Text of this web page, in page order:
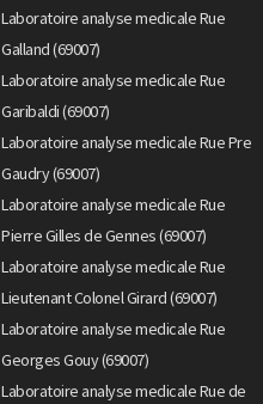
Laboratoire analyse medicale Rue
Galland (69007)
Laboratoire analyse medicale Rue
Garibaldi (69007)
Laboratoire analyse medicale Rue Pre
Gaudry (69007)
Laboratoire analyse medicale Rue
Pierre Gilles de Gennes (69007)
Laboratoire analyse medicale Rue
Lieutenant Colonel Girard (69007)
Laboratoire analyse medicale Rue
Georges Gouy (69007)
Laboratoire analyse medicale Rue de